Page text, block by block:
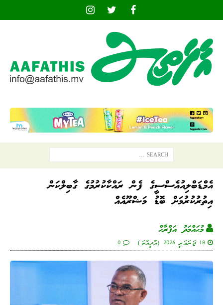
އެމްޑަބްލިއުއެސްސީގެ ފެން ރައްކާކުރުމުގެ ގާބިލްކަން
އިތުރުކުރުމަށް ބޮޑު މަޝްރޫއެއް
މުޙައްމަދު އަފްރާޙް
18 ޖަނަވަރީ 2026 (އާދީއްތަ) 0